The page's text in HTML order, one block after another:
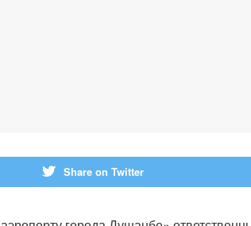
Share on Twitter